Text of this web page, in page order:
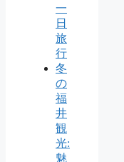
一
日
旅
行
冬
の
福
井
観
光:
魅